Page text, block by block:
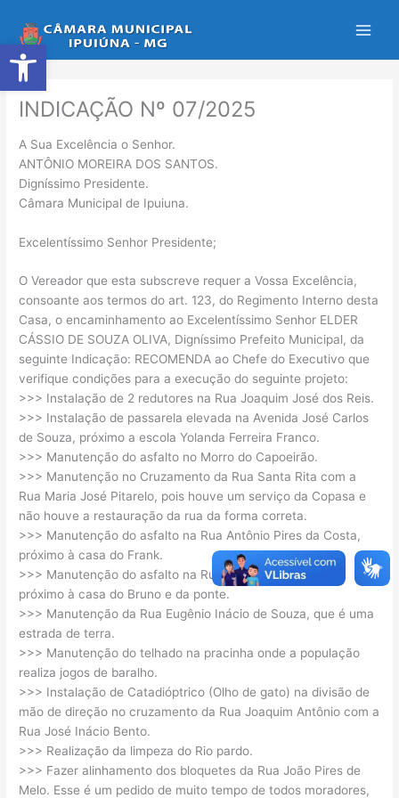
Abrir a barra de ferramentas
para
o
conteúdo
INDICAÇÃO Nº 07/2025
A Sua Excelência o Senhor.
ANTÔNIO MOREIRA DOS SANTOS.
Digníssimo Presidente.
Câmara Municipal de Ipuiuna.
Excelentíssimo Senhor Presidente;
O Vereador que esta subscreve requer a Vossa Excelência,
consoante aos termos do art. 123, do Regimento Interno desta
Casa, o encaminhamento ao Excelentíssimo Senhor ELDER
CÁSSIO DE SOUZA OLIVA, Digníssimo Prefeito Municipal, da
seguinte Indicação: RECOMENDA ao Chefe do Executivo que
verifique condições para a execução do seguinte projeto:
>>> Instalação de 2 redutores na Rua Joaquim José dos Reis.
>>> Instalação de passarela elevada na Avenida José Carlos
de Souza, próximo a escola Yolanda Ferreira Franco.
>>> Manutenção do asfalto no Morro do Capoeirão.
>>> Manutenção no Cruzamento da Rua Santa Rita com a
Rua Maria José Pitarelo, pois houve um serviço da Copasa e
não houve a restauração da rua da forma correta.
>>> Manutenção do asfalto na Rua Antônio Pires da Costa,
próximo à casa do Frank.
>>> Manutenção do asfalto na Rua José Inácio Bento,
próximo à casa do Bruno e da ponte.
>>> Manutenção da Rua Eugênio Inácio de Souza, que é uma
estrada de terra.
>>> Manutenção do telhado na pracinha onde a população
realiza jogos de baralho.
>>> Instalação de Catadióptrico (Olho de gato) na divisão de
mão de direção no cruzamento da Rua Joaquim Antônio com a
Rua José Inácio Bento.
>>> Realização da limpeza do Rio pardo.
>>> Fazer alinhamento dos bloquetes da Rua João Pires de
Melo. Esse é um pedido de muito tempo de todos moradores,